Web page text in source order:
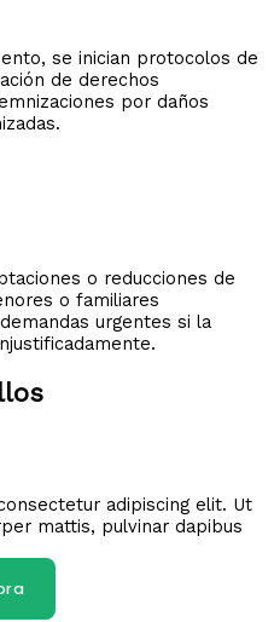
se inician protocolos de
de derechos
por daños
o reducciones de
o familiares
urgentes si la
adipiscing elit. Ut
mattis, pulvinar dapibus